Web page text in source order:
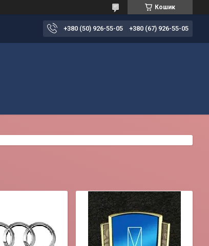
Кошик
+380 (50) 926-55-05 +380 (67) 926-55-05